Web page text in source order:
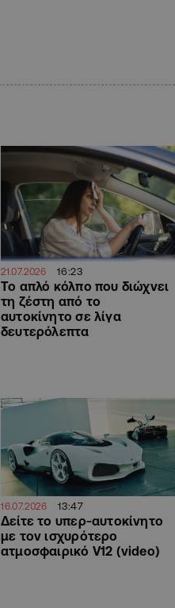
21.07.2026 16:23
Το απλό κόλπο που διώχνει
τη ζέστη από το
αυτοκίνητο σε λίγα
δευτερόλεπτα
16.07.2026 13:47
Δείτε το υπερ-αυτοκίνητο
με τον ισχυρότερο
ατμοσφαιρικό V12 (video)